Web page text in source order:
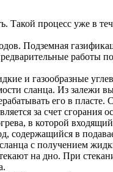
Такой процесс уже в
Подземная
работы
и газообразные
сланца. Из залежи
его в
за счет сгорания
в которой входящий
содержащийся в
с получением
на дно. При